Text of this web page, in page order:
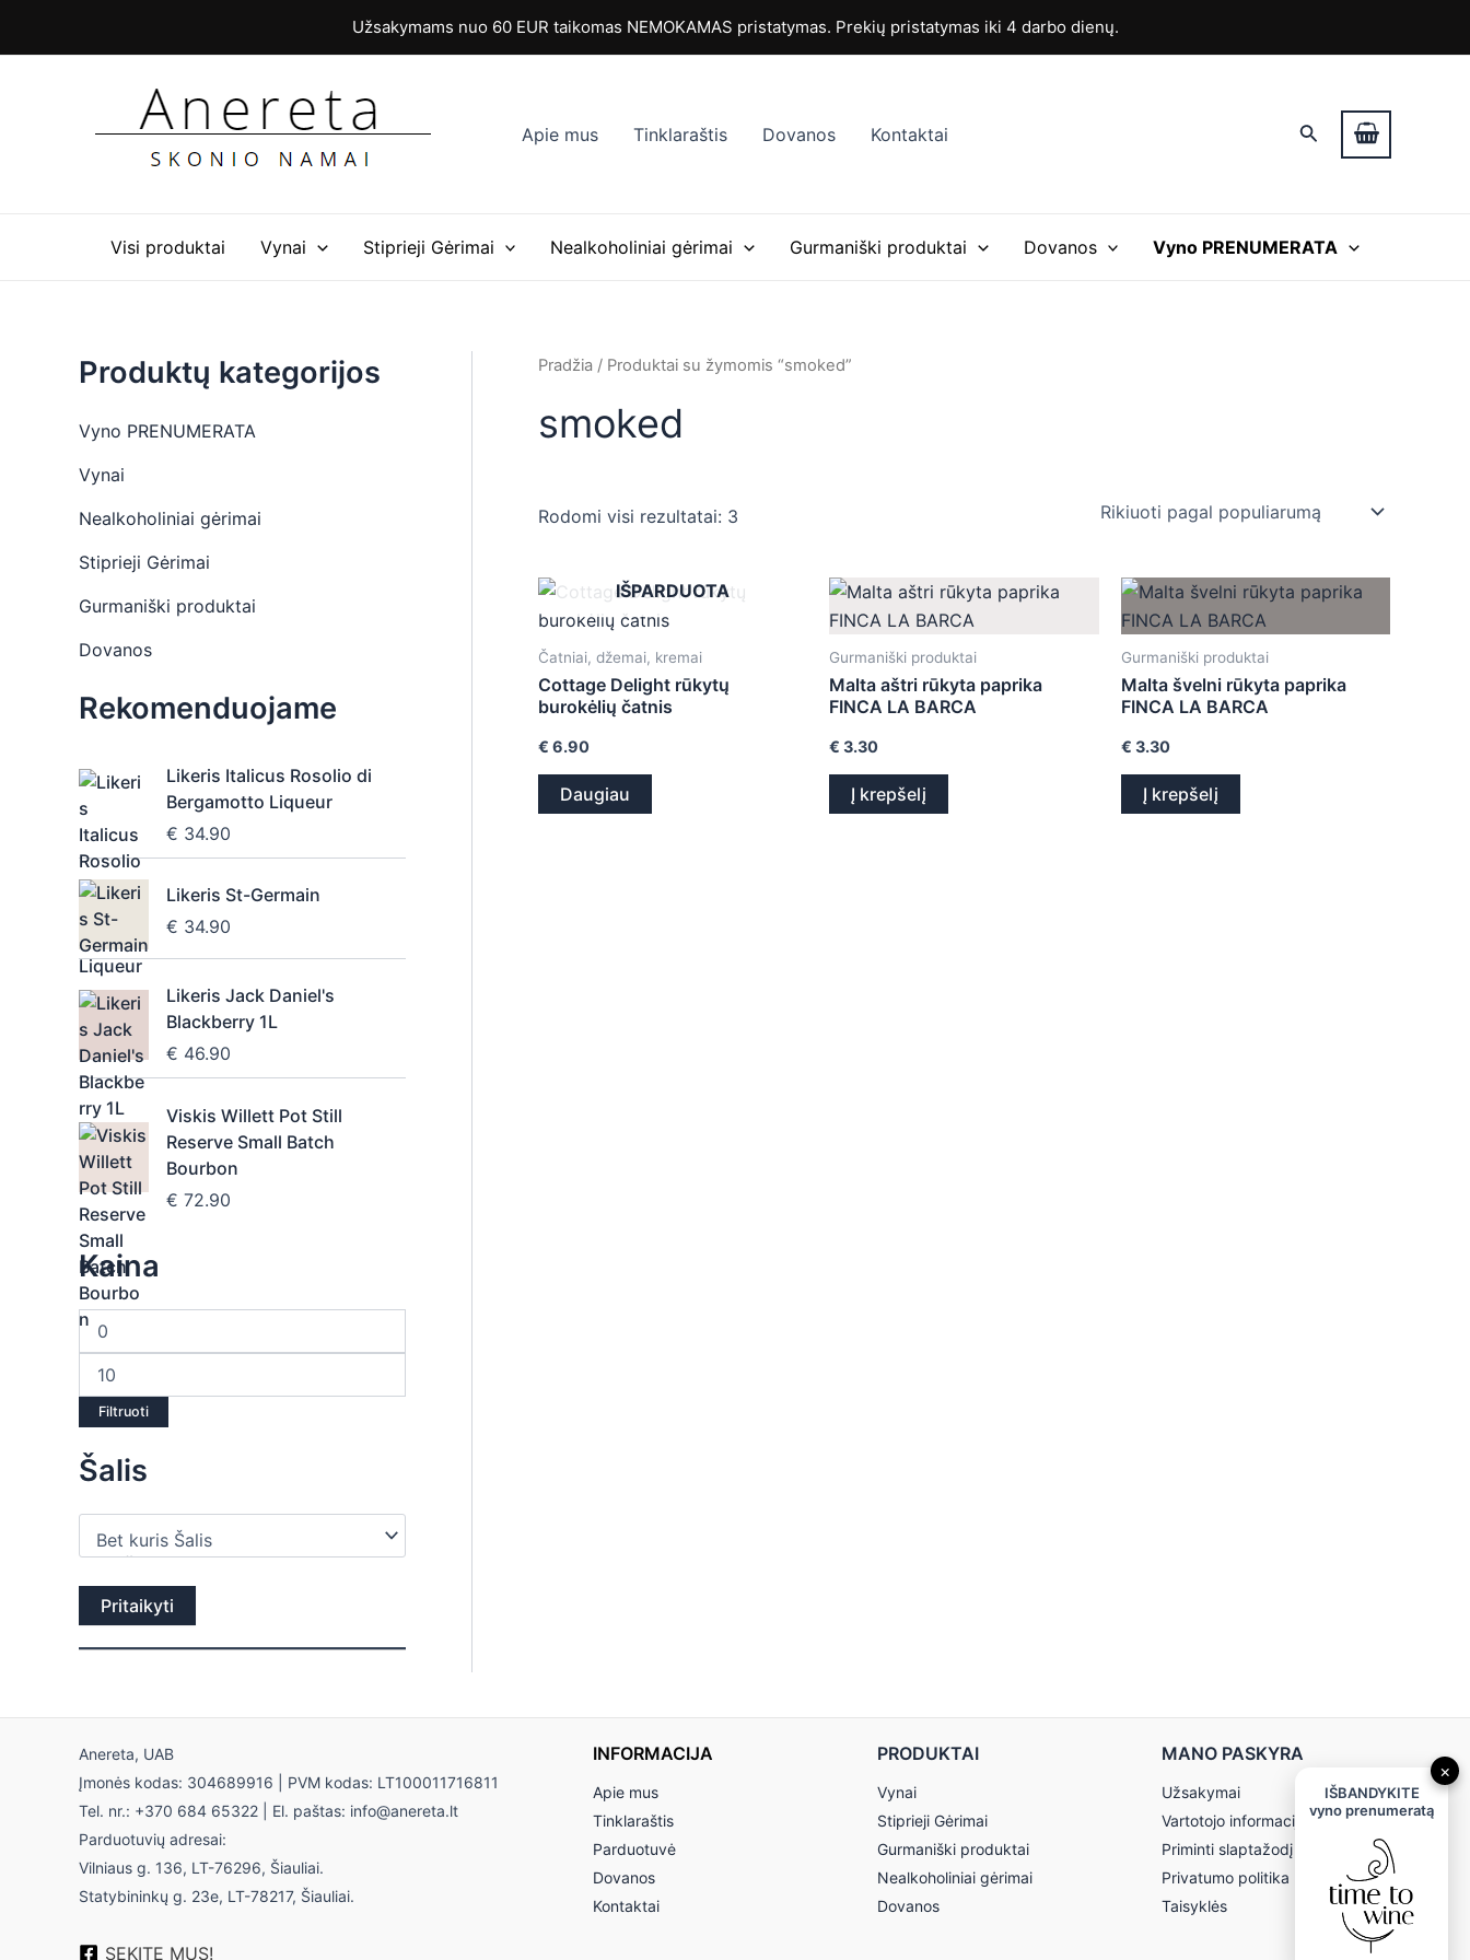
Užsakymams nuo 60 EUR taikomas NEMOKAMAS pristatymas. Prekių pristatymas iki 4 darbo dienų.
Apie mus Tinklaraštis Dovanos Kontaktai Paieška
Visi produktai Vynai Stiprieji Gėrimai Nealkoholiniai gėrimai Gurmaniški produktai Dovanos Vyno PRENUMERATA
Produktų kategorijos
Vyno PRENUMERATA
Vynai
Nealkoholiniai gėrimai
Stiprieji Gėrimai
Gurmaniški produktai
Dovanos
Rekomenduojame
Likeris Italicus Rosolio di
Bergamotto Liqueur
€ 34.90
Likeris St-Germain
€ 34.90
Likeris Jack Daniel's
Blackberry 1L
€ 46.90
Viskis Willett Pot Still
Reserve Small Batch
Bourbon
€ 72.90
Kaina
n
k
Filtruoti
Šalis
Pritaikyti
Pradžia / Produktai su žymomis “smoked”
smoked
Rodomi visi rezultatai: 3
pagal
populiarumą
IŠPARDUOTA
Čatniai, džemai, kremai
Cottage Delight rūkytų
burokėlių čatnis
€ 6.90
Daugiau
Gurmaniški produktai
Malta aštri rūkyta paprika
FINCA LA BARCA
€ 3.30
Į krepšelį
Gurmaniški produktai
Malta švelni rūkyta paprika
FINCA LA BARCA
€ 3.30
Į krepšelį
Anereta, UAB
Įmonės kodas: 304689916 | PVM kodas: LT100011716811
Tel. nr.: +370 684 65322 | El. paštas: info@anereta.lt
Parduotuvių adresai:
Vilniaus g. 136, LT-76296, Šiauliai.
Statybininkų g. 23e, LT-78217, Šiauliai.
SEKITE MUS!
INFORMACIJA
Apie mus
Tinklaraštis
Parduotuvė
Dovanos
Kontaktai
PRODUKTAI
Vynai
Stiprieji Gėrimai
Gurmaniški produktai
Nealkoholiniai gėrimai
Dovanos
MANO PASKYRA
Užsakymai
Vartotojo informacija
Priminti slaptažodį
Privatumo politika
Taisyklės
×
IŠBANDYKITE
vyno prenumeratą